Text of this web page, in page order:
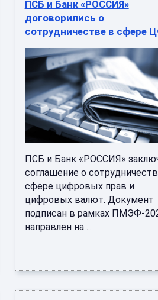
ПСБ и Банк «РОССИЯ»
договорились о
сотрудничестве в сфере
ПСБ и Банк «РОССИЯ»
соглашение о
сфере цифровых прав и
цифровых валют. Документ
подписан в рамках ПМЭФ-
направлен на ...